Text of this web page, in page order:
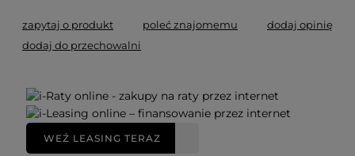
zapytaj o produkt poleć znajomemu
dodaj opinię
dodaj do przechowalni
WEŹ LEASING TERAZ